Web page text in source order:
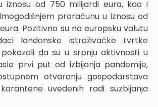
iznosu od 750 milijardi eura, kao i
proračunu u iznosu od
Pozitivno su na europsku valutu
londonske istraživačke tvrtke
da su u srpnju aktivnosti u
prvi put od izbijanja pandemije,
otvaranju gospodarstava
uvedenih radi suzbijanja